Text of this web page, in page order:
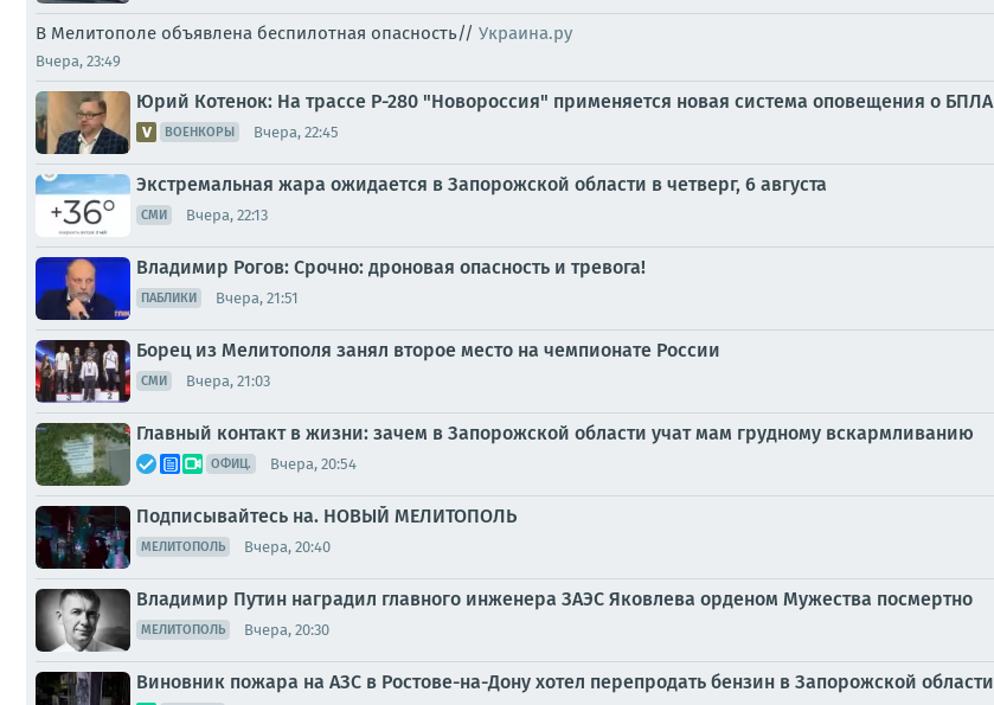
В Мелитополе объявлена беспилотная опасность// Украина.ру
Вчера, 23:49
Юрий Котенок: На трассе Р-280 "Новороссия" применяется новая система оповещения о БПЛА
ВОЕНКОРЫ Вчера, 22:45
Экстремальная жара ожидается в Запорожской области в четверг, 6 августа
СМИ Вчера, 22:13
Владимир Рогов: Срочно: дроновая опасность и тревога!
ПАБЛИКИ Вчера, 21:51
Борец из Мелитополя занял второе место на чемпионате России
СМИ Вчера, 21:03
Главный контакт в жизни: зачем в Запорожской области учат мам грудному вскармливанию
ОФИЦ. Вчера, 20:54
Подписывайтесь на. НОВЫЙ МЕЛИТОПОЛЬ
МЕЛИТОПОЛЬ Вчера, 20:40
Владимир Путин наградил главного инженера ЗАЭС Яковлева орденом Мужества посмертно
МЕЛИТОПОЛЬ Вчера, 20:30
Виновник пожара на АЗС в Ростове-на-Дону хотел перепродать бензин в Запорожской области